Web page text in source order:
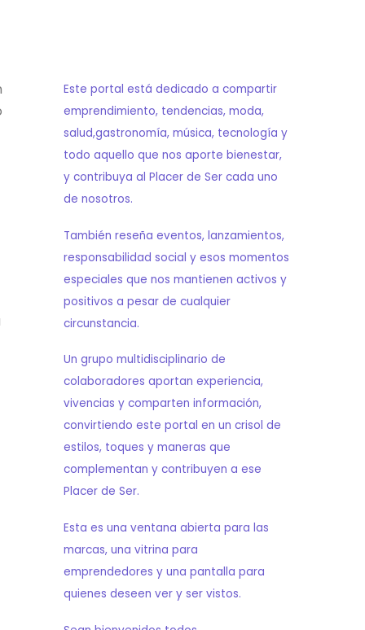
Este portal está dedicado a compartir
emprendimiento, tendencias, moda,
salud,gastronomía, música, tecnología y
todo aquello que nos aporte bienestar,
y contribuya al Placer de Ser cada uno
de nosotros.
También reseña eventos, lanzamientos,
responsabilidad social y esos momentos
especiales que nos mantienen activos y
positivos a pesar de cualquier
circunstancia.
Un grupo multidisciplinario de
colaboradores aportan experiencia,
vivencias y comparten información,
convirtiendo este portal en un crisol de
estilos, toques y maneras que
complementan y contribuyen a ese
Placer de Ser.
Esta es una ventana abierta para las
marcas, una vitrina para
emprendedores y una pantalla para
quienes deseen ver y ser vistos.